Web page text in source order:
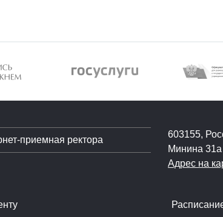
приемная ректора
603155,
Минина 31а
Адрес на